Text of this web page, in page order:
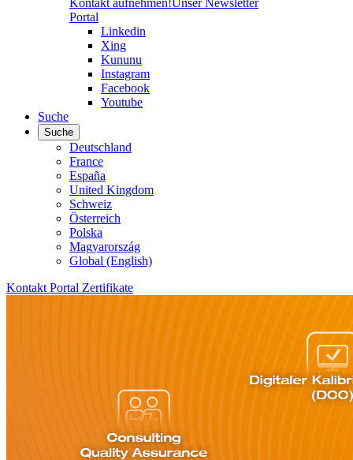
Kontakt aufnehmen!Unser Newsletter
Portal
Linkedin
Xing
Kununu
Instagram
Facebook
Youtube
Suche
Suche
Deutschland
France
España
United Kingdom
Schweiz
Österreich
Polska
Magyarország
Global (English)
Kontakt Portal Zertifikate